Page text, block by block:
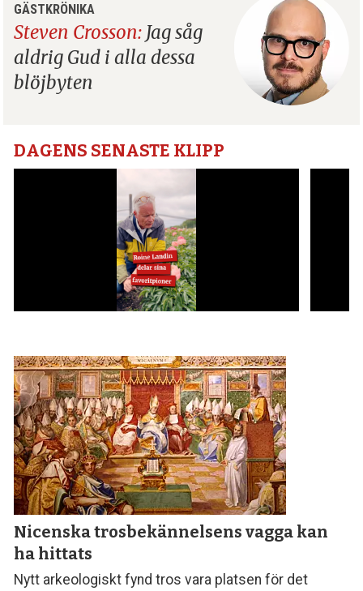
GÄSTKRÖNIKA
Steven Crosson: Jag såg
aldrig Gud i alla dessa
blöjbyten
DAGENS SENASTE KLIPP
Nicenska tros­bekännelsens vagga kan
ha hittats
Nytt arkeologiskt fynd tros vara platsen för det